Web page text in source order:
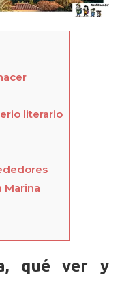
literario
Marina
qué ver y